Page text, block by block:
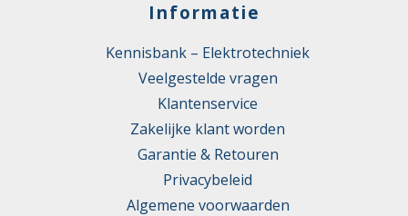
Informatie
Kennisbank – Elektrotechniek
Veelgestelde vragen
Klantenservice
Zakelijke klant worden
Garantie & Retouren
Privacybeleid
Algemene voorwaarden